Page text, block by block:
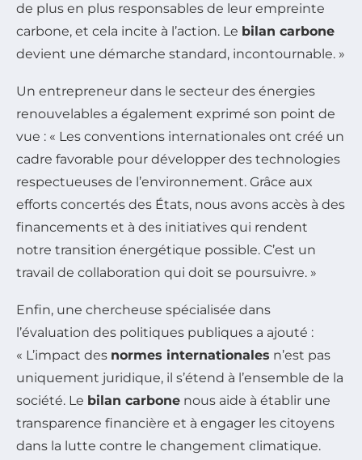
de plus en plus responsables de leur empreinte
carbone, et cela incite à l’action. Le bilan carbone
devient une démarche standard, incontournable. »
Un entrepreneur dans le secteur des énergies
renouvelables a également exprimé son point de
vue : « Les conventions internationales ont créé un
cadre favorable pour développer des technologies
respectueuses de l’environnement. Grâce aux
efforts concertés des États, nous avons accès à des
financements et à des initiatives qui rendent
notre transition énergétique possible. C’est un
travail de collaboration qui doit se poursuivre. »
Enfin, une chercheuse spécialisée dans
l’évaluation des politiques publiques a ajouté :
« L’impact des normes internationales n’est pas
uniquement juridique, il s’étend à l’ensemble de la
société. Le bilan carbone nous aide à établir une
transparence financière et à engager les citoyens
dans la lutte contre le changement climatique.